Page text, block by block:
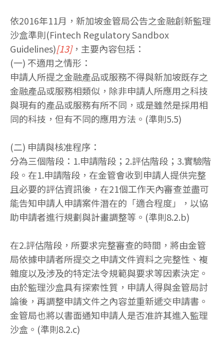
依2016年11月，新加坡金管局公告之金融創新監理
沙盒準則(Fintech Regulatory Sandbox
Guidelines)[13]，主要內容包括：
(一) 不適用之情形：
申請人所提之金融產品或服務不得與新加坡既存之
金融產品或服務相類似，除非申請人所應用之科技
與現有的產品或服務有所不同，或是雖然是採用相
同的科技，但有不同的應用方法。(準則5.5)
(二) 申請與核准程序：
分為三個階段：1.申請階段；2.評估階段；3.實驗階
段。在1.申請階段，在金管會收到申請人提供完整
且必要的評估資訊後，在21個工作天內審查並盡可
能告知申請人申請案件潛在的「適合程度」，以協
助申請者進行規劃與計畫調整等。(準則8.2.b)
在2.評估階段，所要求完整審查的時間，將由金管
局依據申請者所提交之申請文件資料之完整性、複
雜度以及涉及的特定法令規範與要求等因素決定。
由於監理沙盒具有探索性質，申請人得與金管局討
論後，再調整申請文件之內容並重新遞交申請書。
金管局也將以書面通知申請人是否准許其進入監理
沙盒。(準則8.2.c)